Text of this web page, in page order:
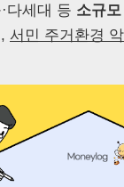
다세대 등 소규
서민 주거환경